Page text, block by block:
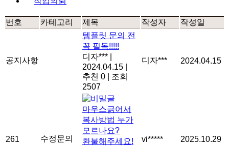
번호 카테고리 제목 작성자 작성일
공지사항
템플릿 문의 전
꼭 필독!!!!!
디자***
2024.04.15
추천 0
조회
2507
디자*** 2024.04.15
261 수정문의
마우스긁어서
복사방법 누가
모르나요?
환불해주세요!
vi***** 2025.10.29